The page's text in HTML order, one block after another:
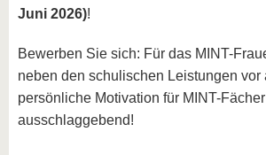
Juni 2026)!
Bewerben Sie sich: Für das MINT-
neben den schulischen Leistungen vor
persönliche Motivation für MINT-Fächer
ausschlaggebend!